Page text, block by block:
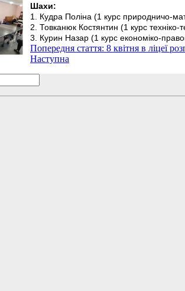
Шахи:
1. Кудра Поліна (1 курс природничо-
2. Товканюк Костянтин (1 курс техніко-
3. Курин Назар (1 курс економіко-
Попередня стаття: 8 квітня в ліцеї
Наступна